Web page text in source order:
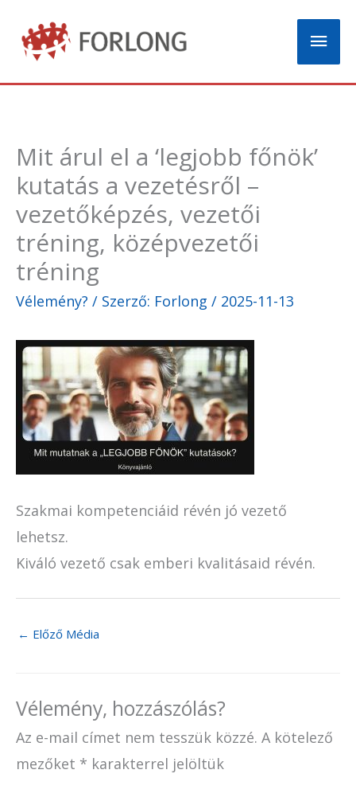
content
Main
Mit árul el a ‘legjobb főnök’
kutatás a vezetésről –
vezetőképzés, vezetői
tréning, középvezetői
tréning
Vélemény? / Szerző: Forlong / 2025-11-13
Szakmai kompetenciáid révén jó vezető
lehetsz.
Kiváló vezető csak emberi kvalitásaid révén.
← Előző Média
Vélemény, hozzászólás?
Az e-mail címet nem tesszük közzé. A kötelező
mezőket * karakterrel jelöltük